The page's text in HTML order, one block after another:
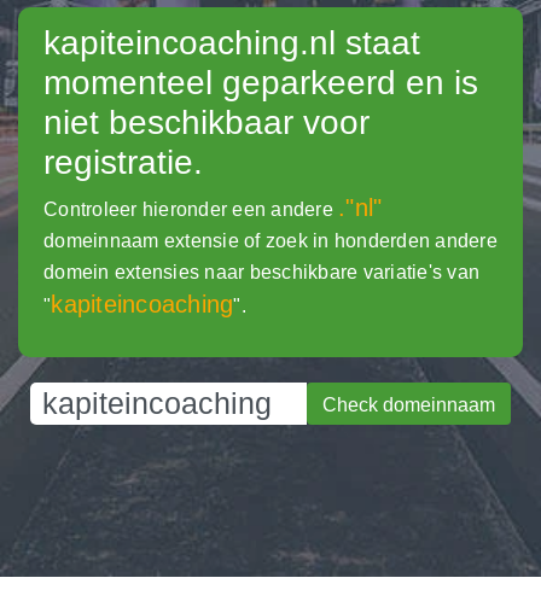
kapiteincoaching.nl staat
momenteel geparkeerd en is
niet beschikbaar voor
registratie.
Controleer hieronder een andere ."nl"
domeinnaam extensie of zoek in honderden andere
domein extensies naar beschikbare variatie's van
" kapiteincoaching".
Check domeinnaam